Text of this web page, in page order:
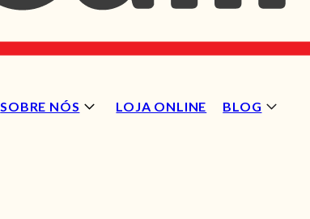
SOBRE NÓS LOJA ONLINE BLOG